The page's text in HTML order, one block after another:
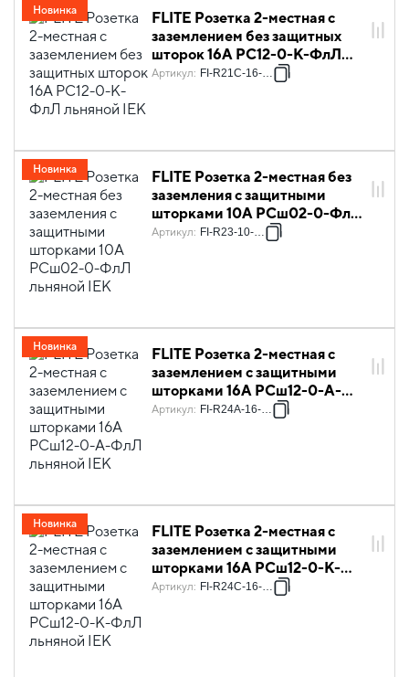
FLITE Розетка 2-местная с
заземлением без защитных
шторок 16А РС12-0-К-ФлЛ
льняной IEK
Артикул: FI-R21C-16-K88
Новинка
FLITE Розетка 2-местная без
заземления с защитными
шторками 10А РСш02-0-ФлЛ
льняной IEK
Артикул: FI-R23-10-K88
Новинка
FLITE Розетка 2-местная с
заземлением с защитными
шторками 16А РСш12-0-А-
ФлЛ льняной IEK
Артикул: FI-R24A-16-K88
Новинка
FLITE Розетка 2-местная с
заземлением с защитными
шторками 16А РСш12-0-К-
ФлЛ льняной IEK
Артикул: FI-R24C-16-K88
Новинка